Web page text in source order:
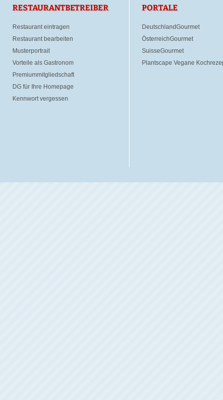
RESTAURANTBETREIBER
Restaurant eintragen
Restaurant bearbeiten
Musterportrait
Vorteile als Gastronom
Premiummitgliedschaft
DG für Ihre Homepage
Kennwort vergessen
PORTALE
DeutschlandGourmet
ÖsterreichGourmet
SuisseGourmet
Plantscape Vegane